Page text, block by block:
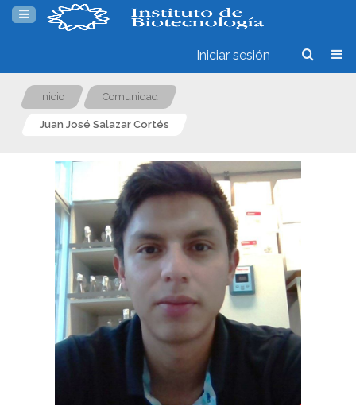
Iniciar sesión
Inicio Comunidad
Juan José Salazar Cortés